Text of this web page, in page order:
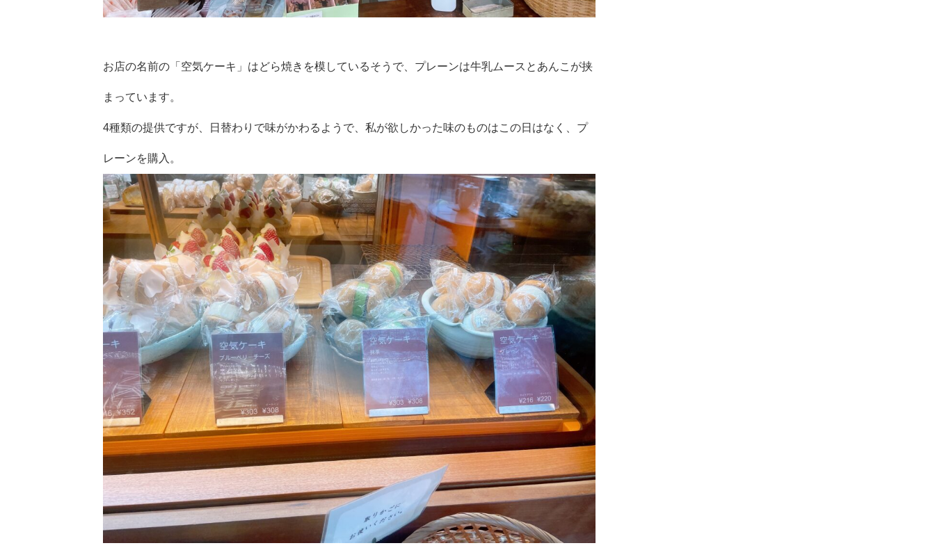
お店の名前の「空気ケーキ」はどら焼きを模しているそうで、プレーンは牛乳ムースとあんこが挟
まっています。
4種類の提供ですが、日替わりで味がかわるようで、私が欲しかった味のものはこの日はなく、プ
レーンを購入。